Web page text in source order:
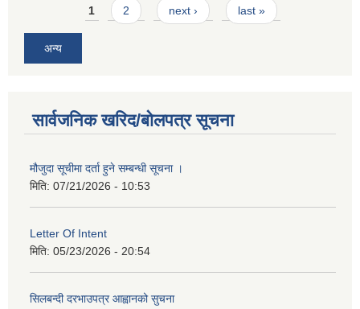
Pages1 2 next › last »
अन्य
सार्वजनिक खरिद/बोलपत्र सूचना
मौजुदा सूचीमा दर्ता हुने सम्बन्धी सूचना ।
मिति: 07/21/2026 - 10:53
Letter Of Intent
मिति: 05/23/2026 - 20:54
सिलबन्दी दरभाउपत्र आह्वानको सुचना